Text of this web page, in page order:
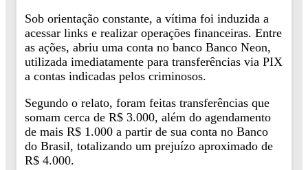
Sob orientação constante, a vítima foi induzida a
acessar links e realizar operações financeiras. Entre
as ações, abriu uma conta no banco Banco Neon,
utilizada imediatamente para transferências via PIX
a contas indicadas pelos criminosos.
Segundo o relato, foram feitas transferências que
somam cerca de R$ 3.000, além do agendamento
de mais R$ 1.000 a partir de sua conta no Banco
do Brasil, totalizando um prejuízo aproximado de
R$ 4.000.